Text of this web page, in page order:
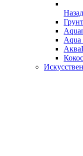
Назад
Aqua